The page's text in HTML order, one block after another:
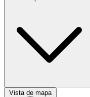
Vista de mapa